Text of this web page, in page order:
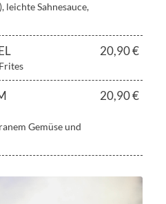
leichte Sahnesauce,
20,90 €
20,90 €
Gemüse und